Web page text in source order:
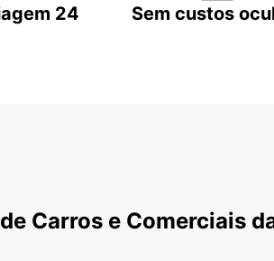
24
Sem custos
Carros e Comerciais